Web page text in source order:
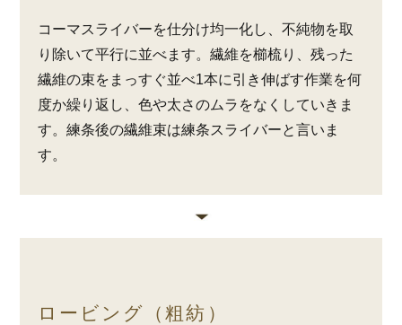
コーマスライバーを仕分け均一化し、不純物を取
り除いて平行に並べます。繊維を櫛梳り、残った
繊維の束をまっすぐ並べ1本に引き伸ばす作業を何
度か繰り返し、色や太さのムラをなくしていきま
す。練条後の繊維束は練条スライバーと言いま
す。
ロービング（粗紡）